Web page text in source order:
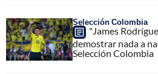
Selección Colombia
"James
demostrar nada a
Selección Colombia